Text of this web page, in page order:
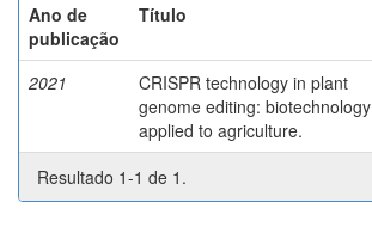
Ano de
publicação
Título
2021
CRISPR technology in plant
genome editing: biotechnology
applied to agriculture.
Resultado 1-1 de 1.